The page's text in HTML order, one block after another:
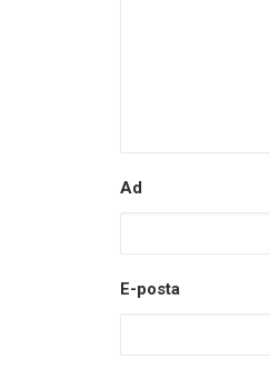
Ad
E-posta